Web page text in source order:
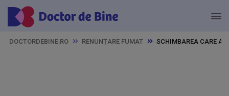
DOCTORDEBINE.RO RENUNȚARE FUMAT SCHIMBAREA CARE